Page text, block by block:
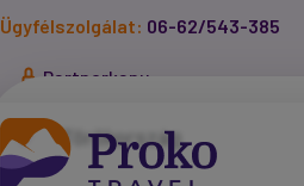
Ügyfélszolgálat: 06-62/543-385
Partnerkapu